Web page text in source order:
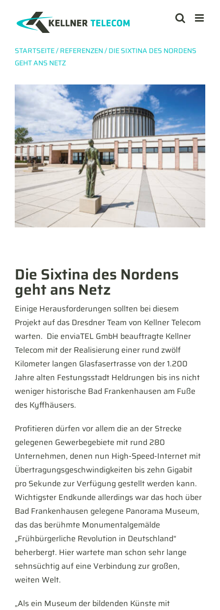
Inhalt
springen
STARTSEITE/REFERENZEN/DIE SIXTINA DES NORDENS
GEHT ANS NETZ
Larger
Image
Die Sixtina des Nordens
geht ans Netz
Einige Herausforderungen sollten bei diesem
Projekt auf das Dresdner Team von Kellner Telecom
warten. Die enviaTEL GmbH beauftragte Kellner
Telecom mit der Realisierung einer rund zwölf
Kilometer langen Glas­faser­trasse von der 1.200
Jahre alten Festungsstadt Heldrungen bis ins nicht
weniger historische Bad Frankenhausen am Fuße
des Kyffhäusers.
Profitieren dürfen vor allem die an der Strecke
gelegenen Gewerbegebiete mit rund 280
Unternehmen, denen nun High-Speed-Internet mit
Über­tragungs­geschwindig­keiten bis zehn Gigabit
pro Sekunde zur Verfügung gestellt werden kann.
Wichtigster Endkunde allerdings war das hoch über
Bad Frankenhausen gelegene Panorama Museum,
das das berühmte Monumentalgemälde
„Frühbürgerliche Revolution in Deutschland“
beherbergt. Hier wartete man schon sehr lange
sehnsüchtig auf eine Verbindung zur großen,
weiten Welt.
„Als ein Museum der bildenden Künste mit